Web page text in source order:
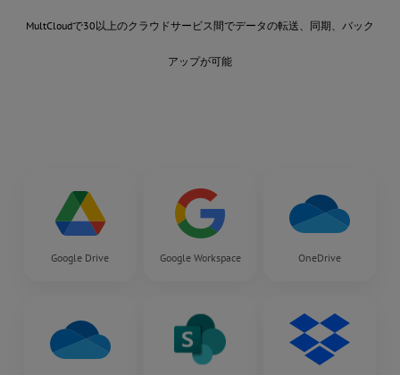
MultCloudで30以上のクラウドサービス間でデータの転送、同期、バック
アップが可能
Google Drive Google Workspace OneDrive